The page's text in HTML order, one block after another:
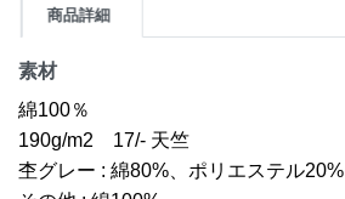
商品詳細
素材
綿100％
190g/m2 17/- 天竺
杢グレー : 綿80%、ポリエステル20%